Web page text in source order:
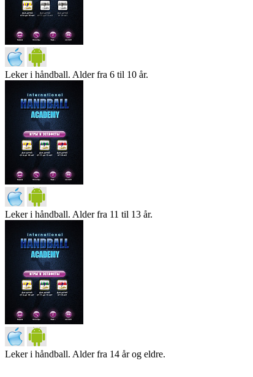
Leker i håndball. Alder fra 6 til 10 år.
Leker i håndball. Alder fra 11 til 13 år.
Leker i håndball. Alder fra 14 år og eldre.